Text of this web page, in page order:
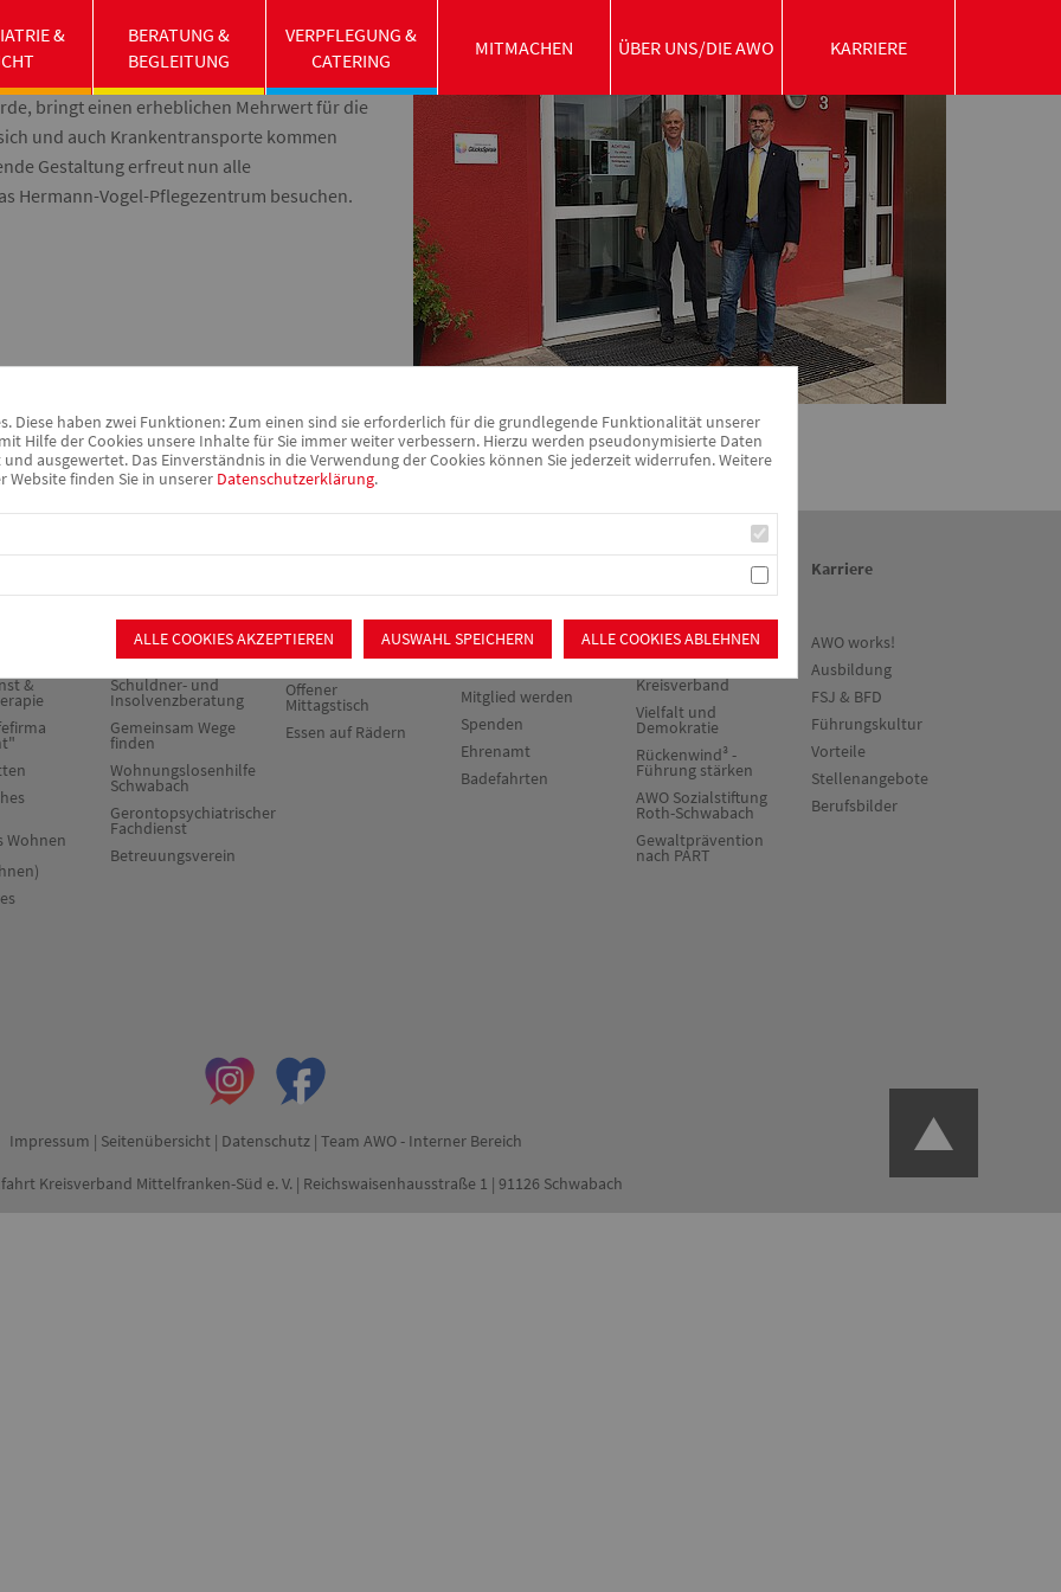
für Pflege und Psychiatrie und Herrn
bringt einen erheblichen Mehrwert für die
und auch Krankentransporte kommen
Gestaltung erfreut nun alle
Hermann-Vogel-Pflegezentrum besuchen.
&
Wohnen
Sozialpsychiatrischer
Dienst
Schuldner- und
Insolvenzberatung
Gemeinsam Wege
finden
Wohnungslosenhilfe
Schwabach
Gerontopsychiatrischer
Fachdienst
Betreuungsverein
Catering
Offener
Mittagstisch
Essen auf Rädern
Ortsvereine
Mitglied werden
Spenden
Ehrenamt
Badefahrten
Über uns/Die AWO
Vision
Kreisverband
Vielfalt und
Demokratie
Rückenwind³ -
Führung stärken
AWO Sozialstiftung
Roth-Schwabach
Gewaltprävention
nach PART
Karriere
AWO works!
Ausbildung
FSJ & BFD
Führungskultur
Vorteile
Stellenangebote
Berufsbilder
Impressum | Seitenübersicht| Datenschutz| Team AWO - Interner Bereich
Kreisverband Mittelfranken-Süd e. V. | Reichswaisenhausstraße 1 | 91126 Schwabach
&
BERATUNG &
BEGLEITUNG
VERPFLEGUNG &
CATERING
MITMACHEN ÜBER UNS/DIE AWO KARRIERE
Diese haben zwei Funktionen: Zum einen sind sie erforderlich für die grundlegende Funktionalität unserer
Hilfe der Cookies unsere Inhalte für Sie immer weiter verbessern. Hierzu werden pseudonymisierte Daten
ausgewertet. Das Einverständnis in die Verwendung der Cookies können Sie jederzeit widerrufen. Weitere
Website finden Sie in unserer Datenschutzerklärung.
ALLE COOKIES ABLEHNEN
AUSWAHL SPEICHERN
ALLE COOKIES AKZEPTIEREN